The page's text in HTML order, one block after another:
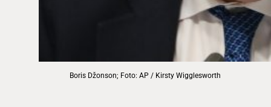
Boris Džonson; Foto: AP / Kirsty Wigglesworth